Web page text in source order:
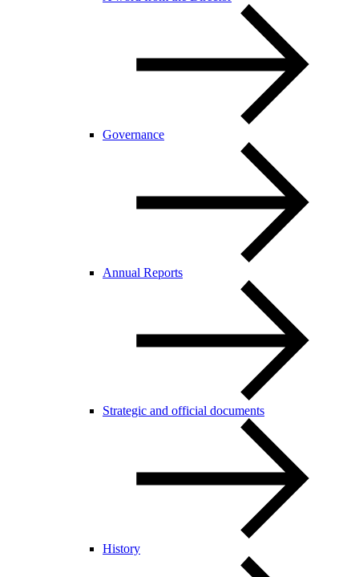
Governance
Annual Reports
Strategic and official documents
History